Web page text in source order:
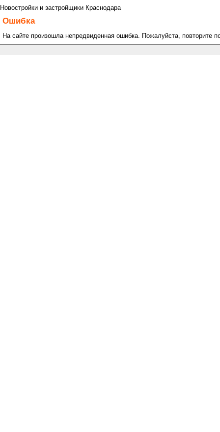
Новостройки и застройщики Краснодара
Ошибка
На сайте произошла непредвиденная ошибка. Пожалуйста, повторите